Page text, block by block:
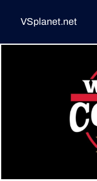
VSplanet.net